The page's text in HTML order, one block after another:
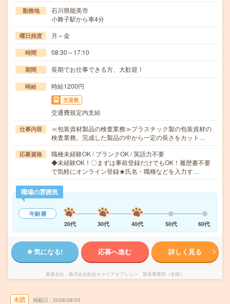
勤務地
石川県能美市
小舞子駅から車4分
曜日頻度 月～金
時間 08:30～17:10
期間 長期でお仕事できる方、大歓迎！
時給 時給1200円
交通費
交通費規定内支給
仕事内容
≪包装資材製品の検査業務≫プラスチック製の包装資材の
検査業務。完成した製品の中から一定の長さをカット…
応募資格
職種未経験OK / ブランクOK / 英語力不要
◆未経験OK！〇まずは事前登録だけでもOK！履歴書不要
で気軽にオンライン登録★氏名・職種などを入力す…
職場の雰囲気
年齢層
20代
30代 40代 50代 60代
気になる! 応募へ進む 詳しく見る
派遣会社 株式会社綜合キャリアオプション 製造事業部（全国）
未読 掲載日 2026/08/05